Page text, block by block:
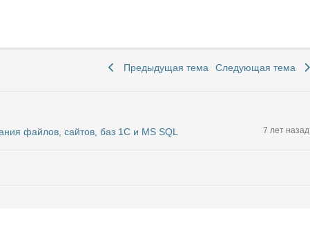
Предыдущая тема Следующая тема
файлов, сайтов, баз 1С и MS SQL
7 лет назад